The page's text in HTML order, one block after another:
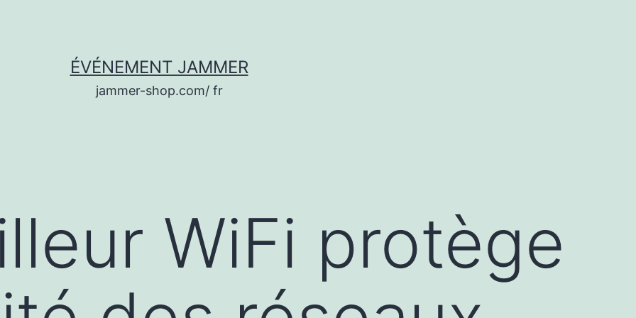
ÉVÉNEMENT JAMMER
jammer-shop.com/ fr
WiFi protège